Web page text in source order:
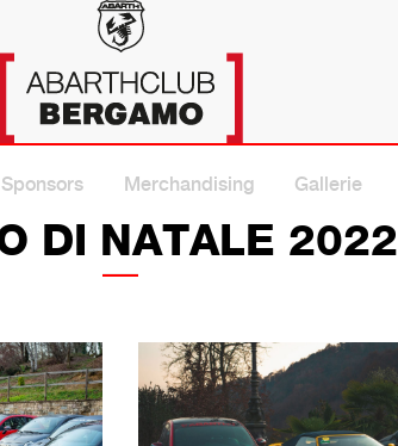
Sponsors Merchandising Gallerie
DI NATALE 2022